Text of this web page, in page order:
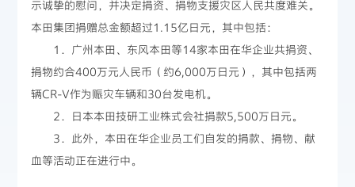
赛事运动
新闻资讯
示诚挚的慰问，并决定捐资、捐物支援灾区人民共度难关。
本田集团捐赠总金额超过1.15亿日元，其中包括：
1．广州本田、东风本田等14家本田在华企业共捐资、
捐物约合400万元人民币（约6,000万日元），其中包括两
辆CR-V作为赈灾车辆和30台发电机。
2．日本本田技研工业株式会社捐款5,500万日元。
3．此外，本田在华企业员工们自发的捐款、捐物、献
血等活动正在进行中。